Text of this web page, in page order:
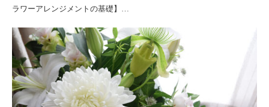
ラワーアレンジメントの基礎】…